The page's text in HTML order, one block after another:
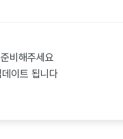
비해주세요
이트 됩니다